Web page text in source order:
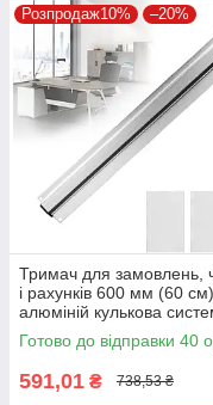
Розпродаж10% –20%
Тримач для замовлень,
і рахунків 600 мм (60 см)
алюміній кулькова
Готово до відправки 40
591,01 ₴ 738,53 ₴